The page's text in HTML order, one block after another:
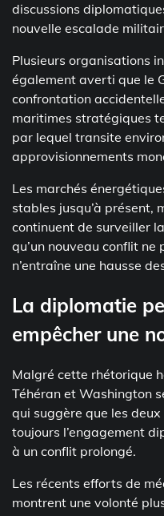
discussions
nouvelle escalade
Plusieurs organisations
également averti que le
confrontation
maritimes stratégiques
par lequel transite
approvisionnements
Les marchés
stables jusqu’à présent,
continuent de surveiller
qu’un nouveau conflit
n’entraîne une hausse
La diplomatie
empêcher une
Malgré cette rhétorique
Téhéran et Washington
qui suggère que les
toujours l’engagement
à un conflit prolongé.
Les récents efforts de
montrent une volonté